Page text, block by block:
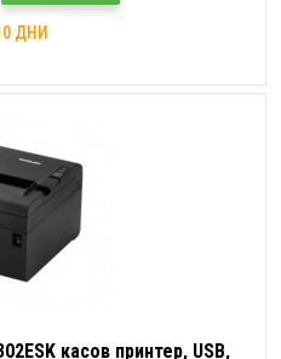
ДНИ
касов принтер, USB,